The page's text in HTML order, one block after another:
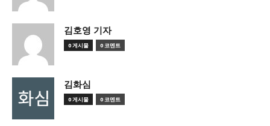
김호영 기자
0 게시물 0 코멘트
김화심
0 게시물 0 코멘트